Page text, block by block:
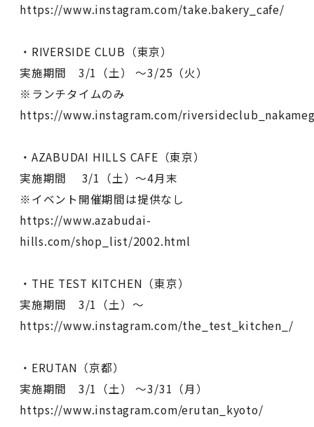
https://www.instagram.com/take.bakery_cafe/
・RIVERSIDE CLUB（東京）
実施期間 3/1（土） ～3/25（火）
※ランチタイムのみ
https://www.instagram.com/
・AZABUDAI HILLS CAFE（東京）
実施期間 3/1（土）～4月末
※イベント開催期間は提供なし
https://www.azabudai-
hills.com/shop_list/2002.html
・THE TEST KITCHEN（東京）
実施期間 3/1（土）～
https://www.instagram.com/the_test_kitchen_/
・ERUTAN（京都）
実施期間 3/1（土） ～3/31（月）
https://www.instagram.com/erutan_kyoto/